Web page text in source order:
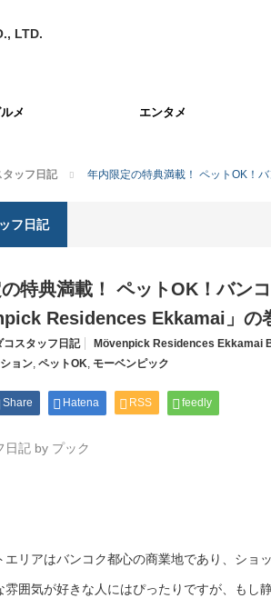
メ エンタメ
タッフ日記 年内限定の特典満載！ ペットOK！
フ日記
特典満載！ ペットOK！バン
Residences Ekkamai」の
コスタッフ日記
Mövenpick Residences Ekkamai
ョン, ペットOK, モーベンピック
Share Hatena RSS feedly
日記 by プック
エリアはバンコク都心の商業地であり、ショ
雰囲気が好きな人にはぴったりですが、もし